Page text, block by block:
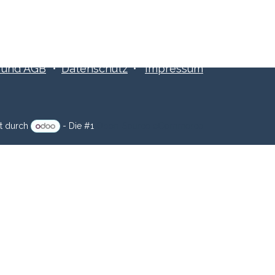
AGB• Datenschutz • Impressum
durch - Die #1